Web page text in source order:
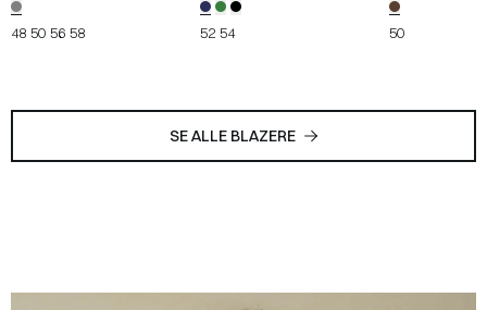
48 50 56 58 52 54 50
SE ALLE BLAZERE